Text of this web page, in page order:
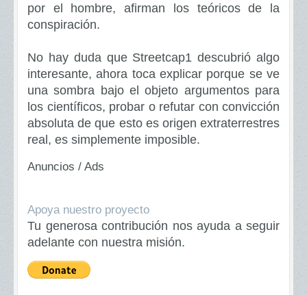
por el hombre, afirman los teóricos de la
conspiración.
No hay duda que Streetcap1 descubrió algo
interesante, ahora toca explicar porque se ve
una sombra bajo el objeto argumentos para
los científicos, probar o refutar con convicción
absoluta de que esto es origen extraterrestres
real, es simplemente imposible.
Anuncios / Ads
Apoya nuestro proyecto
Tu generosa contribución nos ayuda a seguir
adelante con nuestra misión.